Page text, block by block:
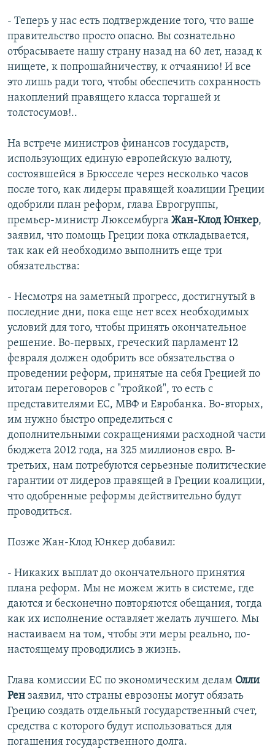
- Теперь у нас есть подтверждение того, что ваше
правительство просто опасно. Вы сознательно
отбрасываете нашу страну назад на 60 лет, назад к
нищете, к попрошайничеству, к отчаянию! И все
это лишь ради того, чтобы обеспечить сохранность
накоплений правящего класса торгашей и
толстосумов!..
На встрече министров финансов государств,
использующих единую европейскую валюту,
состоявшейся в Брюсселе через несколько часов
после того, как лидеры правящей коалиции Греции
одобрили план реформ, глава Еврогруппы,
премьер-министр Люксембурга Жан-Клод Юнкер,
заявил, что помощь Греции пока откладывается,
так как ей необходимо выполнить еще три
обязательства:
- Несмотря на заметный прогресс, достигнутый в
последние дни, пока еще нет всех необходимых
условий для того, чтобы принять окончательное
решение. Во-первых, греческий парламент 12
февраля должен одобрить все обязательства о
проведении реформ, принятые на себя Грецией по
итогам переговоров с "тройкой", то есть с
представителями ЕС, МВФ и Евробанка. Во-вторых,
им нужно быстро определиться с
дополнительными сокращениями расходной части
бюджета 2012 года, на 325 миллионов евро. В-
третьих, нам потребуются серьезные политические
гарантии от лидеров правящей в Греции коалиции,
что одобренные реформы действительно будут
проводиться.
Позже Жан-Клод Юнкер добавил:
- Никаких выплат до окончательного принятия
плана реформ. Мы не можем жить в системе, где
даются и бесконечно повторяются обещания, тогда
как их исполнение оставляет желать лучшего. Мы
настаиваем на том, чтобы эти меры реально, по-
настоящему проводились в жизнь.
Глава комиссии ЕС по экономическим делам Олли
Рен заявил, что страны еврозоны могут обязать
Грецию создать отдельный государственный счет,
средства с которого будут использоваться для
погашения государственного долга.